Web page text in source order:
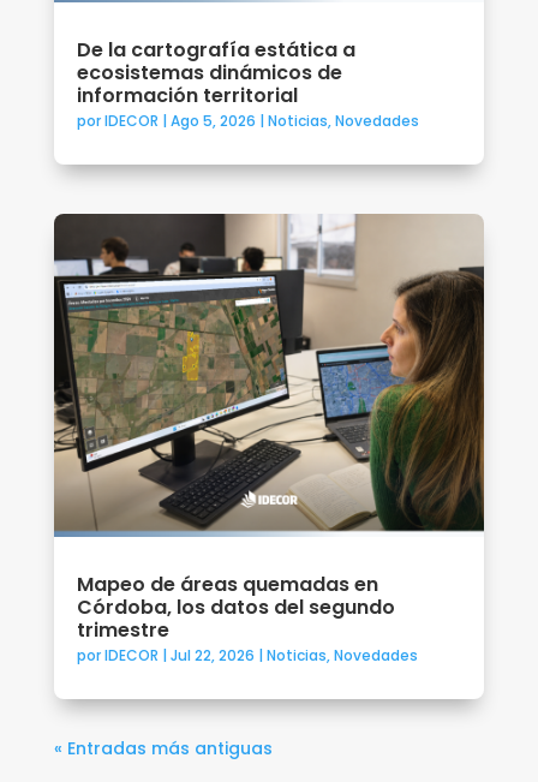
De la cartografía estática a
ecosistemas dinámicos de
información territorial
porIDECOR | Ago 5, 2026 | Noticias,Novedades
Mapeo de áreas quemadas en
Córdoba, los datos del segundo
trimestre
porIDECOR | Jul 22, 2026 | Noticias,Novedades
« Entradas más antiguas